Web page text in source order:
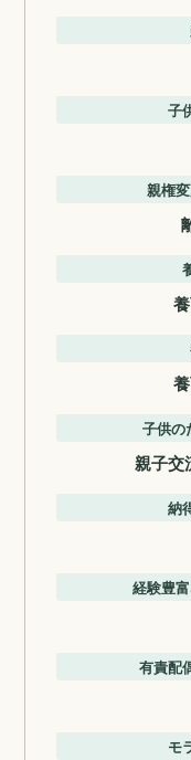
子
親権
子供の
親子交
納
経験豊
有責配
モ